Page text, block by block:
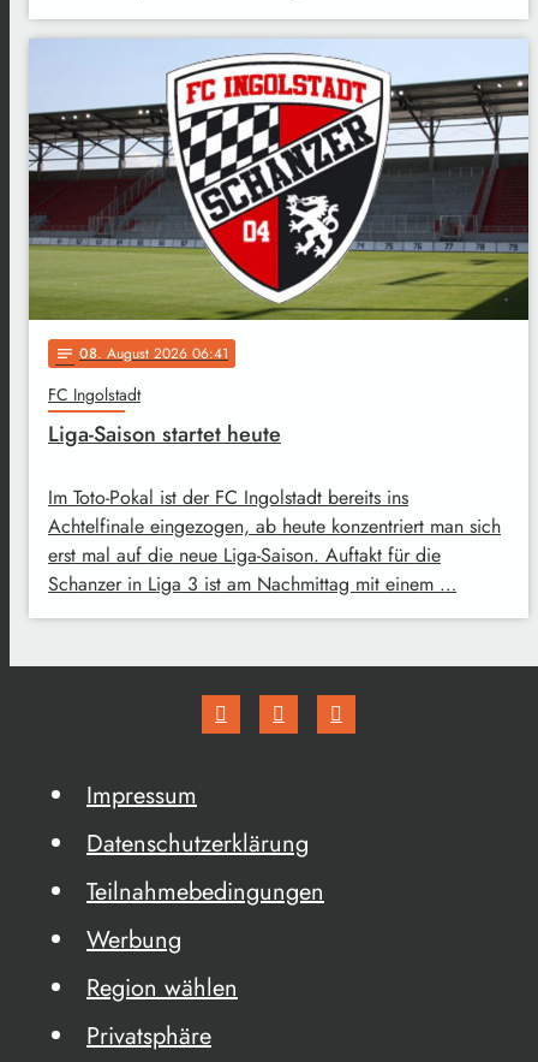
notes 08. August 2026 06:41
FC Ingolstadt
Liga-Saison startet heute
Im Toto-Pokal ist der FC Ingolstadt bereits ins
Achtelfinale eingezogen, ab heute konzentriert man sich
erst mal auf die neue Liga-Saison. Auftakt für die
Schanzer in Liga 3 ist am Nachmittag mit einem …
Impressum
Datenschutzerklärung
Teilnahmebedingungen
Werbung
Region wählen
Privatsphäre